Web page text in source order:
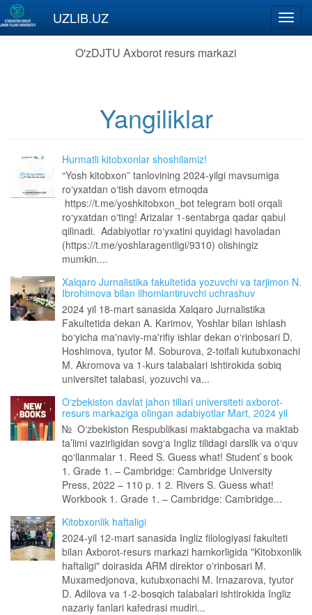
Skip to main content
UZLIB.UZ
O'zDJTU Axborot resurs markazi
Yangiliklar
Hurmatli kitobxonlar shoshilamiz!
“Yosh kitobxon” tanlovining 2024-yilgi mavsumiga
ro‘yxatdan o‘tish davom etmoqda
https://t.me/yoshkitobxon_bot telegram boti orqali
ro‘yxatdan o‘ting! Arizalar 1-sentabrga qadar qabul
qilinadi. Adabiyotlar ro‘yxatini quyidagi havoladan
(https://t.me/yoshlaragentligi/9310) olishingiz
mumkin....
Xalqaro Jurnalistika fakultetida yozuvchi va tarjimon N.
Ibrohimova bilan ilhomlantiruvchi uchrashuv
2024 yil 18-mart sanasida Xalqaro Jurnalistika
Fakultetida dekan A. Karimov, Yoshlar bilan ishlash
bo‘yicha ma'naviy-ma'rifiy ishlar dekan o‘rinbosari D.
Hoshimova, tyutor M. Soburova, 2-toifali kutubxonachi
M. Akromova va 1-kurs talabalari ishtirokida sobiq
universitet talabasi, yozuvchi va...
O‘zbekiston davlat jahon tillari universiteti axborot-
resurs markaziga olingan adabiyotlar Mart, 2024 yil
№ O‘zbekiston Respublikasi maktabgacha va maktab
ta’limi vazirligidan sovg‘a Ingliz tilidagi darslik va o‘quv
qo‘llanmalar 1. Reed S. Guess what! Student`s book
1. Grade 1. – Cambridge: Cambridge University
Press, 2022 – 110 p. 1 2. Rivers S. Guess what!
Workbook 1. Grade 1. – Cambridge: Cambridge...
Kitobxonlik haftaligi
2024-yil 12-mart sanasida Ingliz filologiyasi fakulteti
bilan Axborot-resurs markazi hamkorligida "Kitobxonlik
haftaligi" doirasida ARM direktor o'rinbosari M.
Muxamedjonova, kutubxonachi M. Irnazarova, tyutor
D. Adilova va 1-2-bosqich talabalari ishtirokida Ingliz
nazariy fanlari kafedrasi mudiri...